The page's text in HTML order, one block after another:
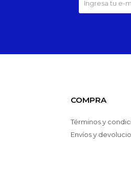
COMPRA
Términos y
Envíos y